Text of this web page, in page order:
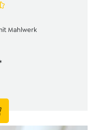
Mahlwerk